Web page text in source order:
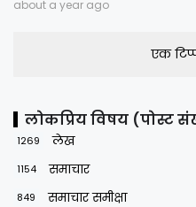
about a year ago
एक
लोकप्रिय विषय (पोस्ट
1269 लेख
1154 समाचार
849 समाचार समीक्षा